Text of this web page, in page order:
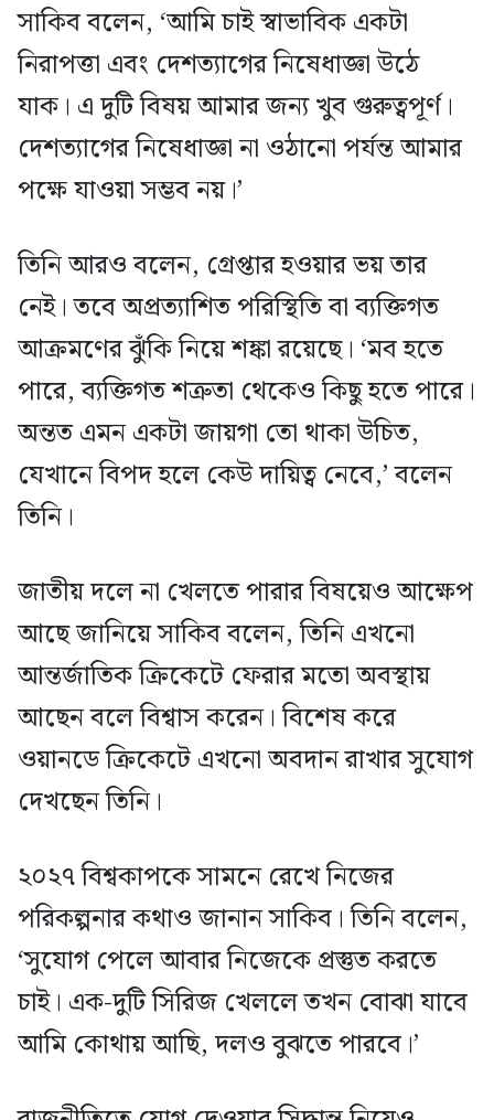
সাকিব বলেন, ‘আমি চাই স্বাভাবিক একটা
নিরাপত্তা এবং দেশত্যাগের নিষেধাজ্ঞা উঠে
যাক। এ দুটি বিষয় আমার জন্য খুব গুরুত্বপূর্ণ।
দেশত্যাগের নিষেধাজ্ঞা না ওঠানো পর্যন্ত আমার
পক্ষে যাওয়া সম্ভব নয়।’
তিনি আরও বলেন, গ্রেপ্তার হওয়ার ভয় তার
নেই। তবে অপ্রত্যাশিত পরিস্থিতি বা ব্যক্তিগত
আক্রমণের ঝুঁকি নিয়ে শঙ্কা রয়েছে। ‘মব হতে
পারে, ব্যক্তিগত শত্রুতা থেকেও কিছু হতে পারে।
অন্তত এমন একটা জায়গা তো থাকা উচিত,
যেখানে বিপদ হলে কেউ দায়িত্ব নেবে,’ বলেন
তিনি।
জাতীয় দলে না খেলতে পারার বিষয়েও আক্ষেপ
আছে জানিয়ে সাকিব বলেন, তিনি এখনো
আন্তর্জাতিক ক্রিকেটে ফেরার মতো অবস্থায়
আছেন বলে বিশ্বাস করেন। বিশেষ করে
ওয়ানডে ক্রিকেটে এখনো অবদান রাখার সুযোগ
দেখছেন তিনি।
২০২৭ বিশ্বকাপকে সামনে রেখে নিজের
পরিকল্পনার কথাও জানান সাকিব। তিনি বলেন,
‘সুযোগ পেলে আবার নিজেকে প্রস্তুত করতে
চাই। এক-দুটি সিরিজ খেললে তখন বোঝা যাবে
আমি কোথায় আছি, দলও বুঝতে পারবে।’